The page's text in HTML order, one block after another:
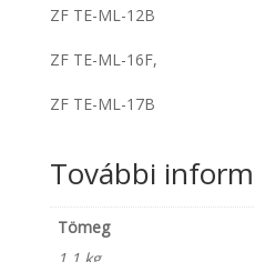
ZF TE-ML-12B
ZF TE-ML-16F,
ZF TE-ML-17B
További
Tömeg